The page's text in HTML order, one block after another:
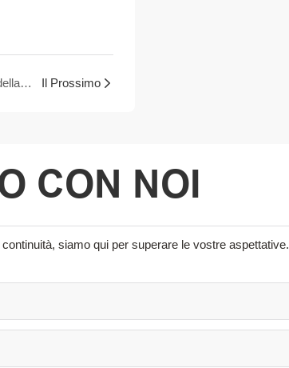
Esplorazione dell'integrazione delle batterie della forza motrice nei veicoli ricreazionali Il Prossimo
CON NOI
siamo qui per superare le vostre aspettative.